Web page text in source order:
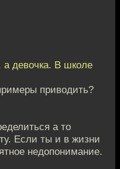
девочка. В школе
приводить?
а то
Если ты и в жизни
недопонимание.